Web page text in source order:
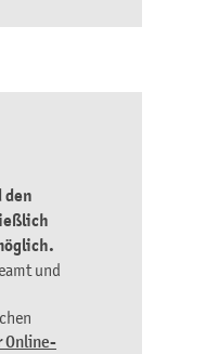
den
und
Online-